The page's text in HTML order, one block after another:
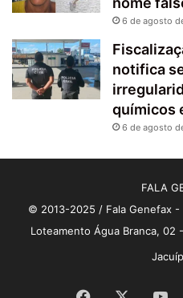
6 de agosto
notifica
químicos
6 de agosto
FALA
© 2013-2025 / Fala Genefax -
Loteamento Água Branca, 02